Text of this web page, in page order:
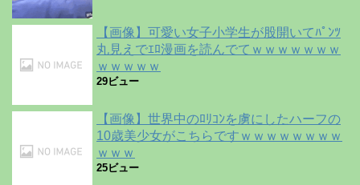
【画像】可愛い女子小学生が股開いてﾊﾟﾝﾂ
丸見えでｴﾛ漫画を読んでてｗｗｗｗｗｗｗ
ｗｗｗｗｗ
29ビュー
【画像】世界中のﾛﾘｺﾝを虜にしたハーフの
10歳美少女がこちらですｗｗｗｗｗｗｗｗ
ｗｗｗ
25ビュー